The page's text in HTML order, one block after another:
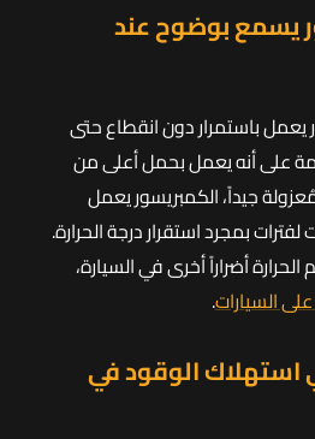
يسمع بوضوح عند
باستمرار دون انقطاع حتى
على أنه يعمل بحمل أعلى من
جيداً، الكمبريسور يعمل
بمجرد استقرار درجة الحرارة.
أضراراً أخرى في السيارة،
على السيارات.
استهلاك الوقود في